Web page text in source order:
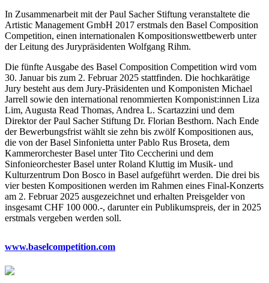
In Zusammenarbeit mit der Paul Sacher Stiftung veranstaltete die
Artistic Management GmbH 2017 erstmals den Basel Composition
Competition, einen internationalen Kompositionswettbewerb unter
der Leitung des Jurypräsidenten Wolfgang Rihm.
Die fünfte Ausgabe des Basel Composition Competition wird vom
30. Januar bis zum 2. Februar 2025 stattfinden. Die hochkarätige
Jury besteht aus dem Jury-Präsidenten und Komponisten Michael
Jarrell sowie den international renommierten Komponist:innen Liza
Lim, Augusta Read Thomas, Andrea L. Scartazzini und dem
Direktor der Paul Sacher Stiftung Dr. Florian Besthorn. Nach Ende
der Bewerbungsfrist wählt sie zehn bis zwölf Kompositionen aus,
die von der Basel Sinfonietta unter Pablo Rus Broseta, dem
Kammerorchester Basel unter Tito Ceccherini und dem
Sinfonieorchester Basel unter Roland Kluttig im Musik- und
Kulturzentrum Don Bosco in Basel aufgeführt werden. Die drei bis
vier besten Kompositionen werden im Rahmen eines Final-Konzerts
am 2. Februar 2025 ausgezeichnet und erhalten Preisgelder von
insgesamt CHF 100 000.-, darunter ein Publikumspreis, der in 2025
erstmals vergeben werden soll.
www.baselcompetition.com